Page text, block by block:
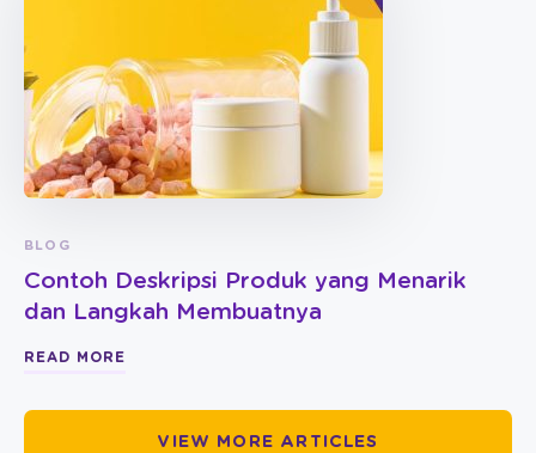
BLOG
Contoh Deskripsi Produk yang Menarik
dan Langkah Membuatnya
READ MORE
VIEW MORE ARTICLES